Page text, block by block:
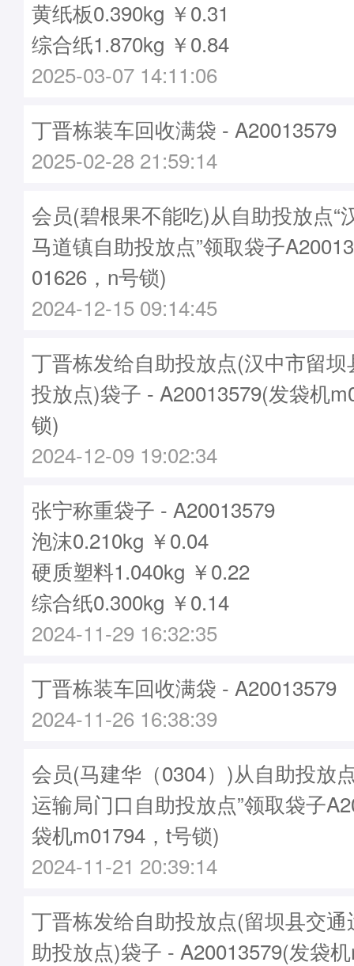
黄纸板0.390kg ￥0.31
综合纸1.870kg ￥0.84
2025-03-07 14:11:06
丁晋栋装车回收满袋 - A20013579
2025-02-28 21:59:14
会员(碧根果不能吃)从自助投放点“
马道镇自助投放点”领取袋子
01626，n号锁)
2024-12-15 09:14:45
丁晋栋发给自助投放点(汉中市留
投放点)袋子 - A20013579(发袋机
锁)
2024-12-09 19:02:34
张宁称重袋子 - A20013579
泡沫0.210kg ￥0.04
硬质塑料1.040kg ￥0.22
综合纸0.300kg ￥0.14
2024-11-29 16:32:35
丁晋栋装车回收满袋 - A20013579
2024-11-26 16:38:39
会员(马建华（0304）)从自助投放
运输局门口自助投放点”领取袋子
袋机m01794，t号锁)
2024-11-21 20:39:14
丁晋栋发给自助投放点(留坝县交
助投放点)袋子 - A20013579(发袋